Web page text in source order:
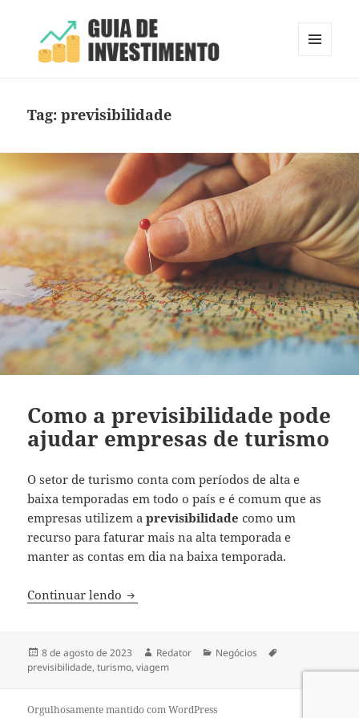
Tag:previsibilidade
Como a previsibilidade pode
ajudar empresas de turismo
O setor de turismo conta com períodos de alta e
baixa temporadas em todo o país e é comum que as
empresas utilizem aprevisibilidade como um
recurso para faturar mais na alta temporada e
manter as contas em dia na baixa temporada.
Continuar lendo Como a previsibilidade pode ajudar
Publicado
em
8 de agosto de 2023 Autor
Redator Categorias
Negócios
previsibilidade,turismo,viagem
Orgulhosamente mantido com WordPress